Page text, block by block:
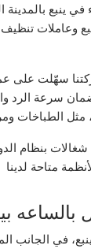
في ينبع
وعاملات تنظيف
سهّلت على
سرعة الرد
مثل الطباخات
شغالات بنظام
متاحة لدينا
في الجانب